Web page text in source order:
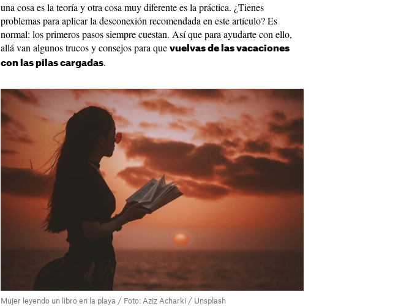
una cosa es la teoría y otra cosa muy diferente es la práctica. ¿Tienes
problemas para aplicar la desconexión recomendada en este artículo? Es
normal: los primeros pasos siempre cuestan. Así que para ayudarte con ello,
allá van algunos trucos y consejos para que vuelvas de las vacaciones
con las pilas cargadas.
Mujer leyendo un libro en la playa / Foto: Aziz Acharki / Unsplash